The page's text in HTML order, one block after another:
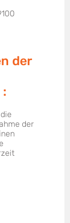
der
der